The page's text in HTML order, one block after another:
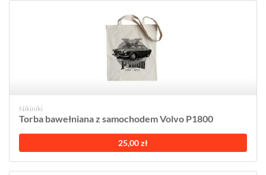
Nikiniki
Torba bawełniana z samochodem Volvo P1800
25,00 zł